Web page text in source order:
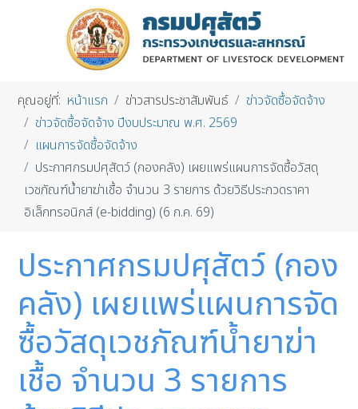
คุณอยู่ที่: หน้าแรก ข่าวสารประชาสัมพันธ์
ข่าวจัดซื้อจัดจ้าง
ข่าวจัดซื้อจัดจ้าง ปีงบประมาณ พ.ศ. 2569
แผนการจัดซื้อจัดจ้าง
ประกาศกรมปศุสัตว์ (กองคลัง) เผยแพร่แผนการจัดซื้อวัสดุ
เวชภัณฑ์น้ำยาฆ่าเชื้อ จำนวน 3 รายการ ด้วยวิธีประกวดราคา
อิเล็กทรอนิกส์ (e-bidding) (6 ก.ค. 69)
ประกาศกรมปศุสัตว์ (กอง
คลัง) เผยแพร่แผนการจัด
ซื้อวัสดุเวชภัณฑ์น้ำยาฆ่า
เชื้อ จำนวน 3 รายการ